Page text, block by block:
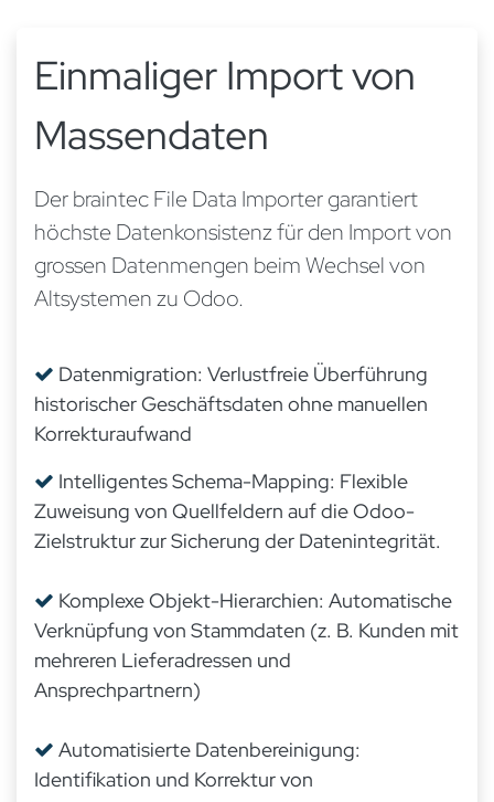
Einmaliger Import von
Massendaten
Der braintec File Data Importer garantiert
höchste Datenkonsistenz für den Import von
grossen Datenmengen beim Wechsel von
Altsystemen zu Odoo.
Datenmigration: Verlustfreie Überführung
historischer Geschäftsdaten ohne manuellen
Korrekturaufwand
Intelligentes Schema-Mapping: Flexible
Zuweisung von Quellfeldern auf die Odoo-
Zielstruktur zur Sicherung der Datenintegrität.
Komplexe Objekt-Hierarchien: Automatische
Verknüpfung von Stammdaten (z. B. Kunden mit
mehreren Lieferadressen und
Ansprechpartnern)
Automatisierte Datenbereinigung:
Identifikation und Korrektur von